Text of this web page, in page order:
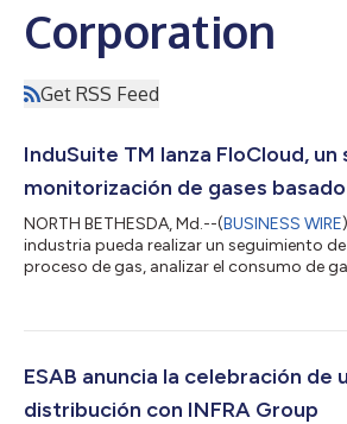
Corporation
Get RSS Feed
InduSuite TM lanza FloCloud,
monitorización de gases
NORTH BETHESDA, Md.--(BUSINESS WIRE
industria pueda realizar un seguimiento
proceso de gas, analizar el consumo de
soldadura, corte y robótica, presentó
de confianza de productos de control de
ESAB anuncia la celebración de
distribución con INFRA Group